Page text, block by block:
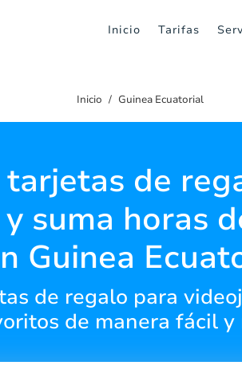
Inicio Tarifas
Inicio Guinea Ecuatorial
tarjetas de
suma horas
Guinea
de regalo para
de manera fácil y